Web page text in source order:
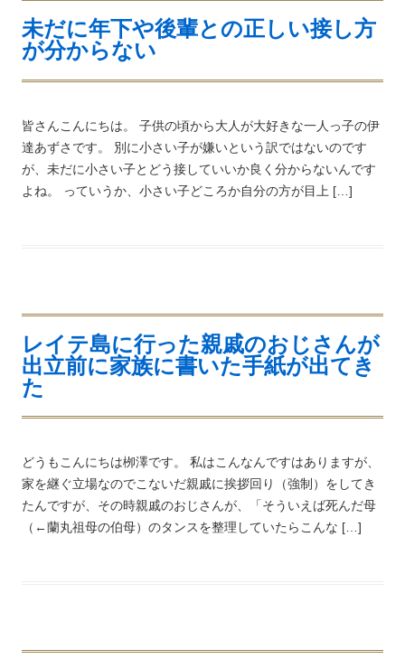
未だに年下や後輩との正しい接し方
が分からない
皆さんこんにちは。 子供の頃から大人が大好きな一人っ子の伊
達あずさです。 別に小さい子が嫌いという訳ではないのです
が、未だに小さい子とどう接していいか良く分からないんです
よね。 っていうか、小さい子どころか自分の方が目上 […]
レイテ島に行った親戚のおじさんが
出立前に家族に書いた手紙が出てき
た
どうもこんにちは栁澤です。 私はこんなんですはありますが、
家を継ぐ立場なのでこないだ親戚に挨拶回り（強制）をしてき
たんですが、その時親戚のおじさんが、「そういえば死んだ母
（←蘭丸祖母の伯母）のタンスを整理していたらこんな […]